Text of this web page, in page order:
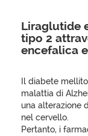
Liraglutide
tipo 2
encefalica
Il diabete
malattia di
una alterazione
nel cervello.
Pertanto, i